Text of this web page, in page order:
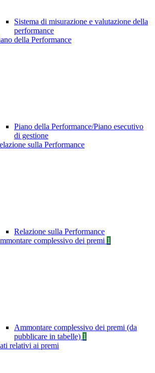
Sistema di misurazione e valutazione della
performance
della Performance
Piano della Performance/Piano esecutivo
di gestione
sulla Performance
Relazione sulla Performance
complessivo dei premi 1
Ammontare complessivo dei premi (da
pubblicare in tabelle) 1
relativi ai premi